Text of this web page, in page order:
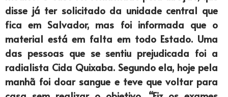
disse já ter solicitado da unidade central que
fica em Salvador, mas foi informada que o
material está em falta em todo Estado. Uma
das pessoas que se sentiu prejudicada foi a
radialista Cida Quixaba. Segundo ela, hoje pela
manhã foi doar sangue e teve que voltar para